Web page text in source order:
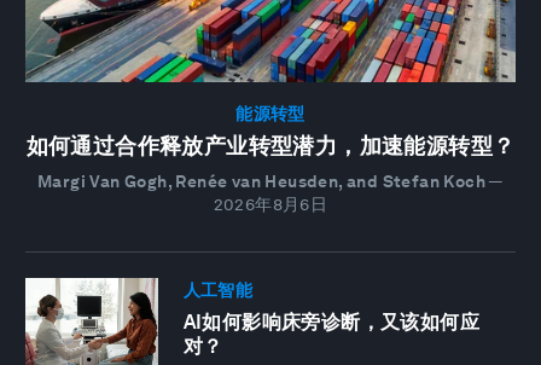
能源转型
如何通过合作释放产业转型潜力，加速能源转型？
Margi Van Gogh, Renée van Heusden, and Stefan Koch—
2026年8月6日
人工智能
AI如何影响床旁诊断，又该如何应
对？